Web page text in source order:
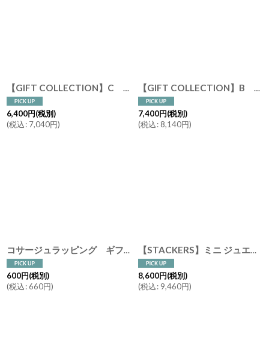
【GIFT COLLECTION】C SAKUZAN DAYS Sara カップ&ソーサー ペアセット イエロー ターコイズ 新生活 母の日 ギフト Stripe Cup&Saucer コーヒーカップ/サラ/カフェ/磁器/日本製/陶器 ギフトコレクション
6,400円(税別)
(税込: 7,040円)
【GIFT COLLECTION】B SAKUZAN DAYS Sara カップ&ソーサー スプーン セット 新生活セット ギフト クリーム グレー Stripe Cup&Saucer コーヒーカップ/サラ/カフェ/磁器/日本製/陶器 ギフトコレクション
7,400円(税別)
(税込: 8,140円)
コサージュラッピング ギフト GIFT COLLECTION A ・B・C・J フラワー 600 花 プレゼント ギフトコレクション ラッピング
600円(税別)
(税込:660円)
【STACKERS】ミニ ジュエリーボックス 選べる2個セット 2set シルバー Silver 日本限定 ユナイテッドアローズ コラボ スタッカーズ ロンドン UK
8,600円(税別)
(税込: 9,460円)